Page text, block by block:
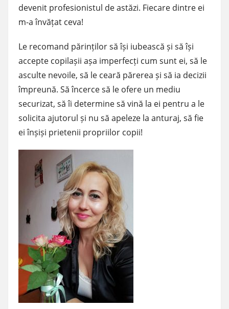
devenit profesionistul de astăzi. Fiecare dintre ei
m-a învățat ceva!
Le recomand părinților să își iubească și să își
accepte copilașii așa imperfecți cum sunt ei, să le
asculte nevoile, să le ceară părerea și să ia decizii
împreună. Să încerce să le ofere un mediu
securizat, să îi determine să vină la ei pentru a le
solicita ajutorul și nu să apeleze la anturaj, să fie
ei înșiși prietenii propriilor copii!